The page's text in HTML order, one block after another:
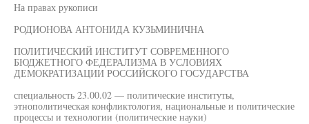
На правах рукописи
РОДИОНОВА АНТОНИДА КУЗЬМИНИЧНА
ПОЛИТИЧЕСКИЙ ИНСТИТУТ СОВРЕМЕННОГО
БЮДЖЕТНОГО ФЕДЕРАЛИЗМА В УСЛОВИЯХ
ДЕМОКРАТИЗАЦИИ РОССИЙСКОГО ГОСУДАРСТВА
специальность 23.00.02 — политические институты,
этнополитическая конфликтология, национальные и политические
процессы и технологии (политические науки)